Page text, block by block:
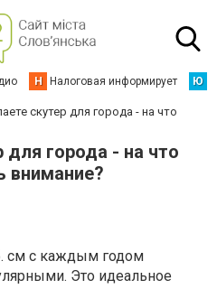
Н Налоговая информирует Ю
скутер для города - на что
для города - на что
внимание?
см с каждым годом
Это идеальное